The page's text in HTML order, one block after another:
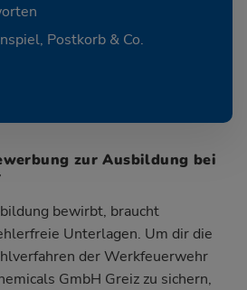
Postkorb & Co.
zur Ausbildung bei
bewirbt, braucht
Unterlagen. Um dir die
der Werkfeuerwehr
GmbH Greiz zu sichern,